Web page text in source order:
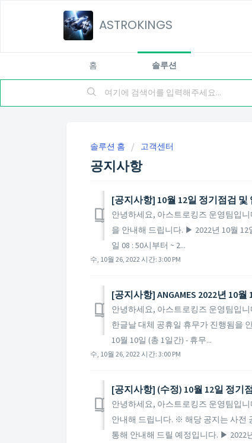
ASTROKINGS
홈 솔루션
솔루션 홈 고객센터
공지사항
[공지사항] 10월 12일 정기점검
안녕하세요, 아스트로킹즈 운영팀입
을 안내해 드립니다. ▶ 2022년 10월 12
일 08 : 50시부터 ~ 2...
수, 10월 26, 2022 시간: 3:00 PM
[공지사항] ANGAMES 2022년 10
안녕하세요, 아스트로킹즈 운영팀입니
한글날 대체 공휴일 휴무가 진행됨을
10월 10일 (총 1일간) - 휴무...
수, 10월 26, 2022 시간: 3:00 PM
[공지사항] (수정) 10월 12일 정기
안녕하세요, 아스트로킹즈 운영팀입
안내해 드립니다. ※ 해당 공지는 사전
통해 안내해 드릴 예정입니다. ▶ 2022